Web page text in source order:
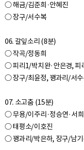
○ 해금/김준희·안혜진
○ 장구/서수복
06. 갈잎소리 (8분)
○ 작곡/정동희
○ 피리1/박치완·안은경, 피
○ 장구/최윤정, 꽹과리/서
07. 소고춤 (15분)
○ 무용/이주리·정승연·서
○ 태평소/이호진
○ 꽹과리/박은하, 장구/남